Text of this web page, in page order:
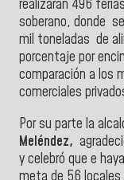
realizarán 496
soberano, donde
mil toneladas de
porcentaje por
comparación a los
comerciales
Por su parte la
Meléndez,
y celebró que e